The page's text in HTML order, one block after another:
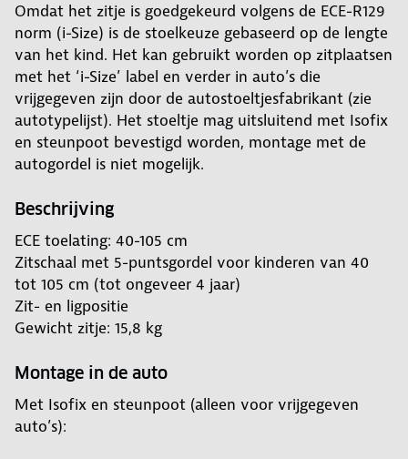
Omdat het zitje is goedgekeurd volgens de ECE-R129
norm (i-Size) is de stoelkeuze gebaseerd op de lengte
van het kind. Het kan gebruikt worden op zitplaatsen
met het ‘i-Size’ label en verder in auto’s die
vrijgegeven zijn door de autostoeltjesfabrikant (zie
autotypelijst). Het stoeltje mag uitsluitend met Isofix
en steunpoot bevestigd worden, montage met de
autogordel is niet mogelijk.
Beschrijving
ECE toelating: 40-105 cm
Zitschaal met 5-puntsgordel voor kinderen van 40
tot 105 cm (tot ongeveer 4 jaar)
Zit- en ligpositie
Gewicht zitje: 15,8 kg
Montage in de auto
Met Isofix en steunpoot (alleen voor vrijgegeven
auto’s):